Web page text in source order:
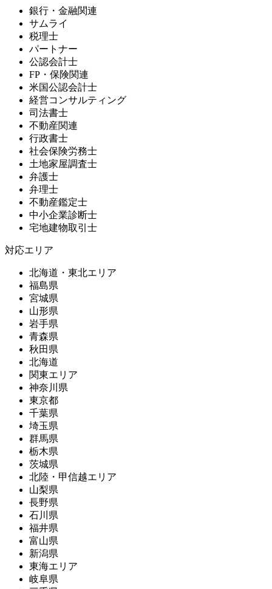
銀行・金融関連
サムライ
税理士
パートナー
公認会計士
FP・保険関連
米国公認会計士
経営コンサルティング
司法書士
不動産関連
行政書士
社会保険労務士
土地家屋調査士
弁護士
弁理士
不動産鑑定士
中小企業診断士
宅地建物取引士
対応エリア
北海道・東北エリア
福島県
宮城県
山形県
岩手県
青森県
秋田県
北海道
関東エリア
神奈川県
東京都
千葉県
埼玉県
群馬県
栃木県
茨城県
北陸・甲信越エリア
山梨県
長野県
石川県
福井県
富山県
新潟県
東海エリア
岐阜県